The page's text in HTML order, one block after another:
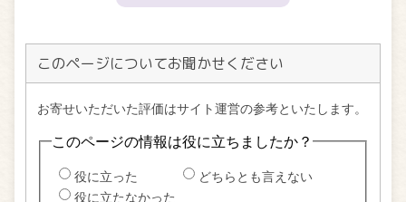
このページについてお聞かせください